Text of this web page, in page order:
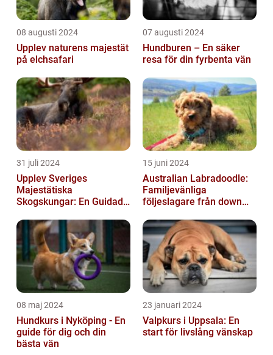
08 augusti 2024
Upplev naturens majestät
på elchsafari
07 augusti 2024
Hundburen – En säker
resa för din fyrbenta vän
31 juli 2024
Upplev Sveriges
Majestätiska
Skogskungar: En Guidad
15 juni 2024
Australian Labradoodle:
Familjevänliga
följeslagare från down
08 maj 2024
Hundkurs i Nyköping - En
guide för dig och din
bästa vän
23 januari 2024
Valpkurs i Uppsala: En
start för livslång vänskap